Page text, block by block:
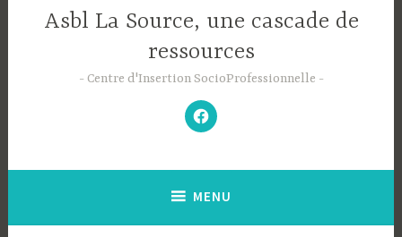
Asbl La Source, une cascade de
ressources
Centre d'Insertion SocioProfessionnelle
–
N’hésitez
pas
à
;-)
MENU